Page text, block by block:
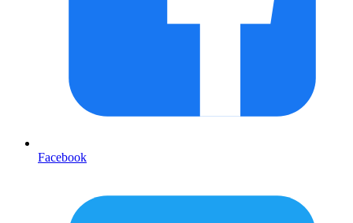
Facebook